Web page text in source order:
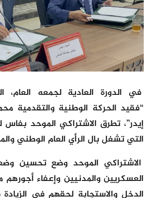
في الدورة العادية لجمعه العام،
“فقيد الحركة الوطنية والتقدمية
إيدر”، تطرق الاشتراكي الموحد بفاس
التي تشغل بال الرأي العام الوطني
الاشتراكي الموحد وضع تحسين
العسكريين والمدنيين وإعفاء
الدخل والاستجابة لحقهم في